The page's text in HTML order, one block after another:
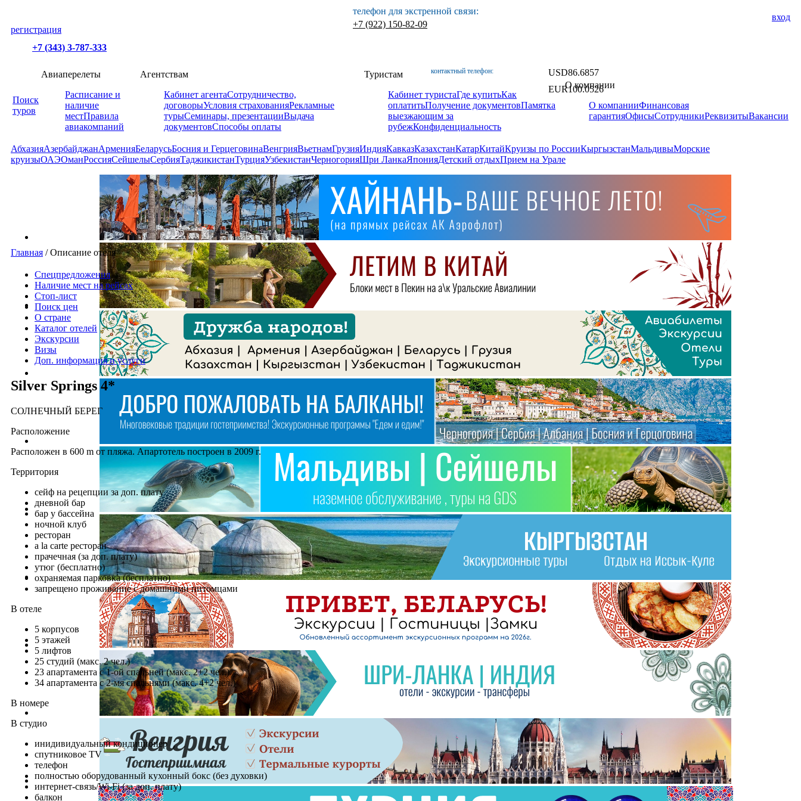
вход
регистрация
+7 (343) 3-787-333
телефон для экстренной связи:
+7 (922) 150-82-09
контактный телефон: USD86.6857
EUR100.0526
Поиск
туров
Авиаперелеты
Расписание и
наличие
местПравила
авиакомпаний
Агентствам
Кабинет агентаСотрудничество,
договорыУсловия страхованияРекламные
турыСеминары, презентацииВыдача
документовСпособы оплаты
Туристам
Кабинет туристаГде купитьКак
оплатитьПолучение документовПамятка
выезжающим за
рубежКонфиденциальность
О компании
О компанииФинансовая
гарантияОфисыСотрудникиРеквизитыВакансии
АбхазияАзербайджанАрменияБеларусьБосния и ГерцеговинаВенгрияВьетнамГрузияИндияКавказКазахстанКатарКитайКруизы по РоссииКыргызстанМальдивыМорские
круизыОАЭОманРоссияСейшелыСербияТаджикистанТурцияУзбекистанЧерногорияШри ЛанкаЯпонияДетский отдыхПрием на Урале
Главная /Описание отеля
Спецпредложения
Наличие мест на рейсах
Стоп-лист
Поиск цен
О стране
Каталог отелей
Экскурсии
Визы
Доп. информация и услуги
Silver Springs 4*
СОЛНЕЧНЫЙ БЕРЕГ
Расположение
Расположен в 600 m от пляжа. Апартотель построен в 2009 г.
Территория
сейф на рецепции за доп. плату
дневной бар
бар у бассейна
ночной клуб
ресторан
a la carte ресторан
прачечная (за доп. плату)
утюг (бесплатно)
охраняемая парковка (бесплатно)
запрещено проживание с домашними питомцами
В отеле
5 корпусов
5 этажей
5 лифтов
25 студий (макс. 2 чел.)
23 апартамента с 1-ой спальней (макс. 2+2 чел.)
34 апартамента с 2-мя спальнями (макс. 4+2 чел.)
В номере
В студио
инидивидуальный кондиционер
спутниковое TV
телефон
полностью оборудованный кухонный бокс (без духовки)
интернет-связь/Wi-Fi (за доп. плату)
балкон